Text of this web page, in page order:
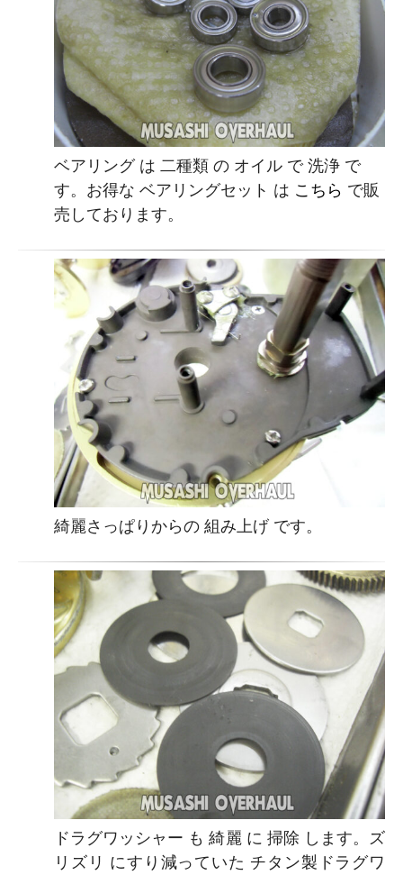
ベアリング は 二種類 の オイル で 洗浄 で
す。お得な ベアリングセット は こちら で販
売しております。
綺麗さっぱりからの 組み上げ です。
ドラグワッシャー も 綺麗 に 掃除 します。ズ
リズリ にすり減っていた チタン製ドラグワ